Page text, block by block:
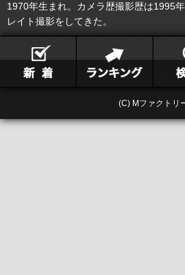
1970年生まれ。カメラ歴撮影歴は1995
レイト撮影をしてきた。
(C) Mファクトリ